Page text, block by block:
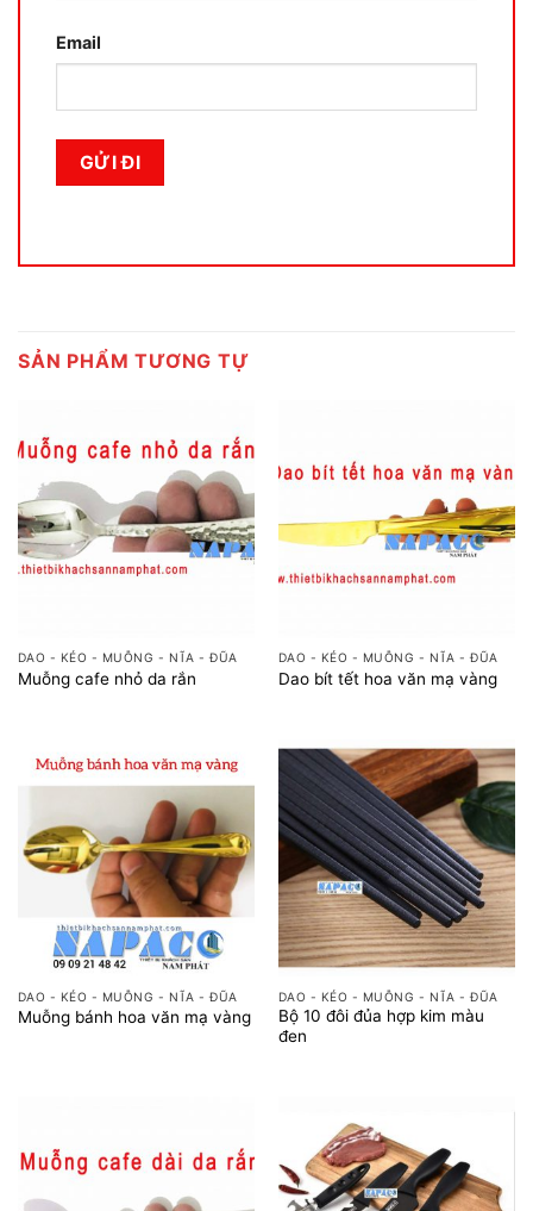
Email
SẢN PHẨM TƯƠNG TỰ
DAO - KÉO - MUỖNG - NĨA - ĐŨA
Muỗng cafe nhỏ da rắn
DAO - KÉO - MUỖNG - NĨA - ĐŨA
Dao bít tết hoa văn mạ vàng
DAO - KÉO - MUỖNG - NĨA - ĐŨA
Muỗng bánh hoa văn mạ vàng
DAO - KÉO - MUỖNG - NĨA - ĐŨA
Bộ 10 đôi đủa hợp kim màu
đen